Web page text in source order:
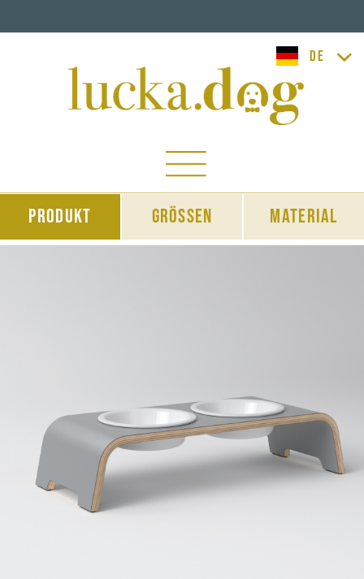
lucka.dog
Produkt Grössen Material